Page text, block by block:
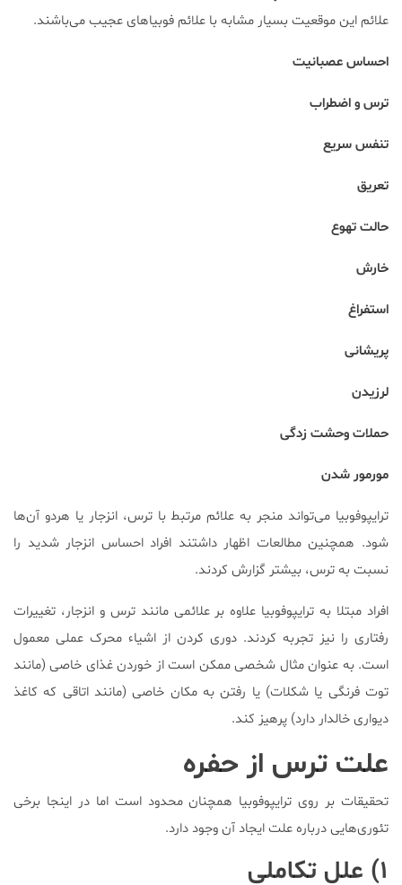
علائم این موقعیت بسیار مشابه با علائم فوبیا‌های عجیب می‌باشند.
احساس عصبانیت
ترس و اضطراب
تنفس سریع
تعریق
حالت تهوع
خارش
استفراغ
پریشانی
لرزیدن
حملات وحشت زدگی
مورمور شدن
ترایپوفوبیا می‌تواند منجر به علائم مرتبط با ترس، انزجار یا هردو آن‌ها
شود. همچنین مطالعات اظهار داشتند افراد احساس انزجار شدید را
نسبت به ترس، بیشتر گزارش کردند.
افراد مبتلا به ترایپوفوبیا علاوه بر علائمی مانند ترس و انزجار، تغییرات
رفتاری را نیز تجربه کردند. دوری کردن از اشیاء محرک عملی معمول
است. به عنوان مثال شخصی ممکن است از خوردن غذای خاصی (مانند
توت فرنگی یا شکلات) یا رفتن به مکان خاصی (مانند اتاقی که کاغذ
دیواری خالدار دارد) پرهیز کند.
علت ترس از حفره
تحقیقات بر روی ترایپوفوبیا همچنان محدود است اما در اینجا برخی
تئوری‌هایی درباره علت ایجاد آن وجود دارد.
۱) علل تکاملی